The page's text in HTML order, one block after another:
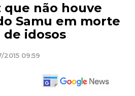
que não houve
Samu em morte
idosos
09:59